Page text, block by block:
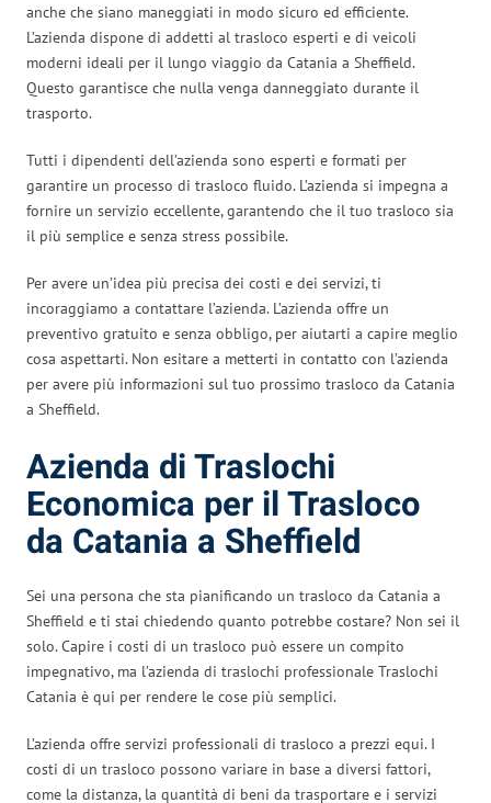
anche che siano maneggiati in modo sicuro ed efficiente.
L’azienda dispone di addetti al trasloco esperti e di veicoli
moderni ideali per il lungo viaggio da Catania a Sheffield.
Questo garantisce che nulla venga danneggiato durante il
trasporto.
Tutti i dipendenti dell’azienda sono esperti e formati per
garantire un processo di trasloco fluido. L’azienda si impegna a
fornire un servizio eccellente, garantendo che il tuo trasloco sia
il più semplice e senza stress possibile.
Per avere un’idea più precisa dei costi e dei servizi, ti
incoraggiamo a contattare l’azienda. L’azienda offre un
preventivo gratuito e senza obbligo, per aiutarti a capire meglio
cosa aspettarti. Non esitare a metterti in contatto con l’azienda
per avere più informazioni sul tuo prossimo trasloco da Catania
a Sheffield.
Azienda di Traslochi
Economica per il Trasloco
da Catania a Sheffield
Sei una persona che sta pianificando un trasloco da Catania a
Sheffield e ti stai chiedendo quanto potrebbe costare? Non sei il
solo. Capire i costi di un trasloco può essere un compito
impegnativo, ma l’azienda di traslochi professionale Traslochi
Catania è qui per rendere le cose più semplici.
L’azienda offre servizi professionali di trasloco a prezzi equi. I
costi di un trasloco possono variare in base a diversi fattori,
come la distanza, la quantità di beni da trasportare e i servizi